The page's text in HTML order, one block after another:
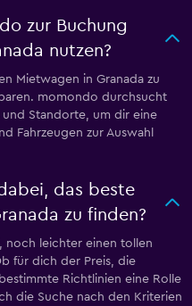
zur Buchung
nutzen?
Mietwagen in Granada zu
momondo durchsucht
Standorte, um dir eine
Fahrzeugen zur Auswahl
das beste
zu finden?
noch leichter einen tollen
für dich der Preis, die
Richtlinien eine Rolle
die Suche nach den Kriterien